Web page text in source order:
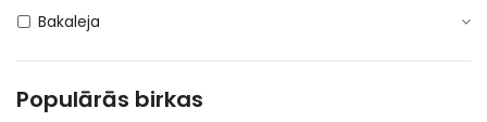
Bakaleja
Bezalkoholiskie dzērieni
Coffee Service
Populārās birkas